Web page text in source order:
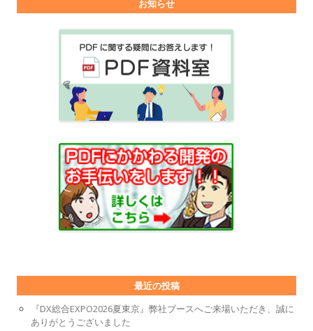
お知らせ
最近の投稿
『DX総合EXPO2026夏東京』弊社ブースへご来場いただき、誠に
ありがとうございました